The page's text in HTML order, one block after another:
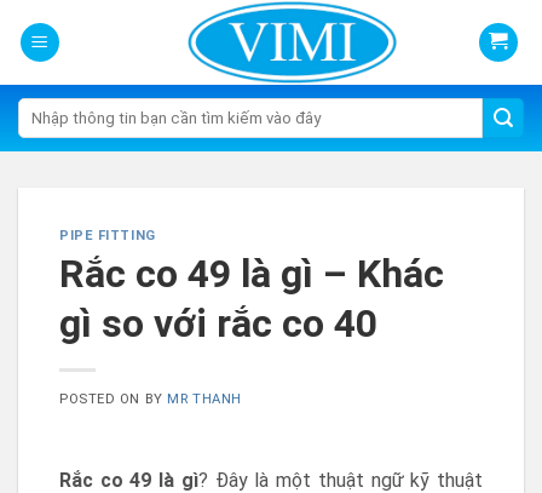
Tìm
kiếm:
PIPE FITTING
Rắc co 49 là gì – Khác
gì so với rắc co 40
POSTED ON BY MR THANH
Rắc co 49 là gì? Đây là một thuật ngữ kỹ thuật